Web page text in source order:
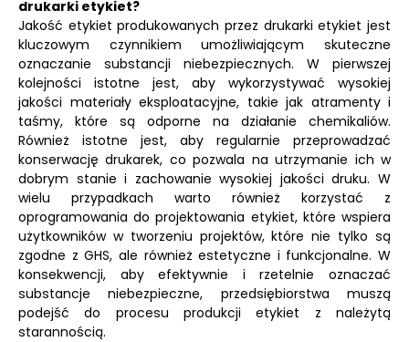
drukarki etykiet?
Jakość etykiet produkowanych przez drukarki etykiet jest
kluczowym czynnikiem umożliwiającym skuteczne
oznaczanie substancji niebezpiecznych. W pierwszej
kolejności istotne jest, aby wykorzystywać wysokiej
jakości materiały eksploatacyjne, takie jak atramenty i
taśmy, które są odporne na działanie chemikaliów.
Również istotne jest, aby regularnie przeprowadzać
konserwację drukarek, co pozwala na utrzymanie ich w
dobrym stanie i zachowanie wysokiej jakości druku. W
wielu przypadkach warto również korzystać z
oprogramowania do projektowania etykiet, które wspiera
użytkowników w tworzeniu projektów, które nie tylko są
zgodne z GHS, ale również estetyczne i funkcjonalne. W
konsekwencji, aby efektywnie i rzetelnie oznaczać
substancje niebezpieczne, przedsiębiorstwa muszą
podejść do procesu produkcji etykiet z należytą
starannością.